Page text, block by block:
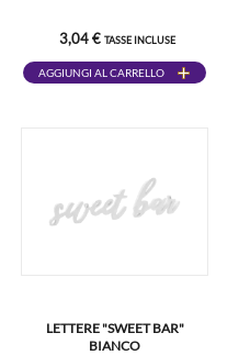
3,04 € TASSE INCLUSE
AGGIUNGI AL CARRELLO
LETTERE "SWEET BAR"
BIANCO